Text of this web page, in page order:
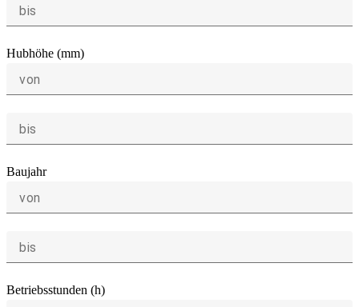
bis
Hubhöhe (mm)
von
bis
Baujahr
von
bis
Betriebsstunden (h)